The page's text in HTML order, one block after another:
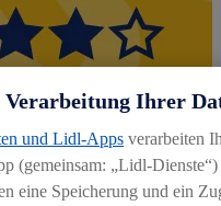
Ihrer
und Lidl-Apps verarbeiten
(gemeinsam: „Lidl-
eine Speicherung und ein